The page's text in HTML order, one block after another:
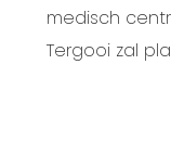
medisch
Tergooi zal